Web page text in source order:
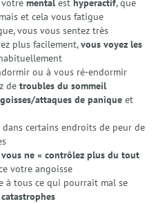
votre mental est hyperactif, que
et cela vous fatigue
vous vous sentez très
plus facilement,vous voyez les
ou à vous ré-endormir
de troubles du sommeil
attaques de panique et
dans certains endroits de peur de
ne « contrôlez plus du tout
votre angoisse
à tous ce qui pourrait mal se